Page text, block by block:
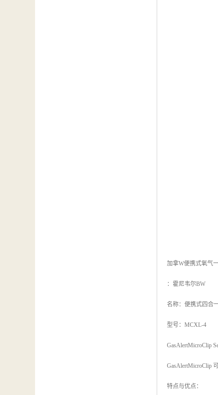
加拿W便携式氧气
：霍尼韦尔BW
名称：便携式四合
型号：MCXL-4
GasAlertMicroClip
GasAlertMicroClip
特点与优点：